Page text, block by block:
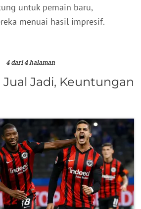
untuk pemain baru,
menuai hasil impresif.
4 dari 4 halaman
Jadi, Keuntungan